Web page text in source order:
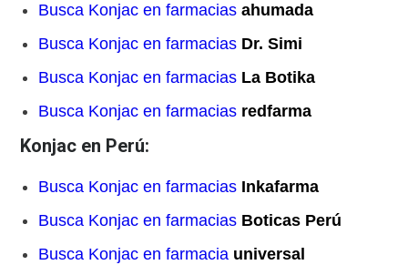
Busca Konjac en farmaciasahumada
Busca Konjac en farmacias Dr. Simi
Busca Konjac en farmacias La Botika
Busca Konjac en farmacias redfarma
Konjac en Perú:
Busca Konjac en farmacias Inkafarma
Busca Konjac en farmacias Boticas Perú
Busca Konjac en farmacia universal